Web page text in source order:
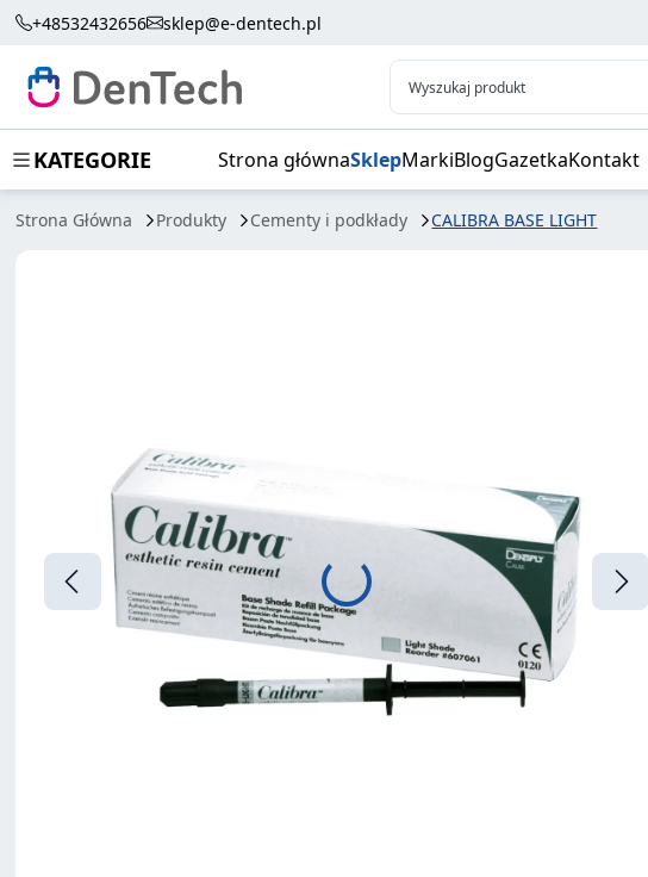
+48532432656 sklep@e-dentech.pl
Wyszukaj produkt
KATEGORIE Strona głównaSklepMarkiBlogGazetkaKontakt
Strona Główna Produkty Cementy i podkłady CALIBRA BASE LIGHT
CALIBRA BASE LIGHT